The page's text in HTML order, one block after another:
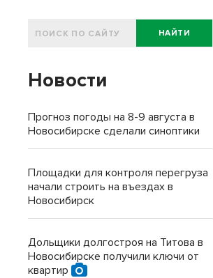
НАЙТИ
Новости
Прогноз погоды на 8-9 августа в
Новосибирске сделали синоптики
Площадки для контроля перегруза
начали строить на въездах в
Новосибирск
Дольщики долгостроя на Титова в
Новосибирске получили ключи от
квартир